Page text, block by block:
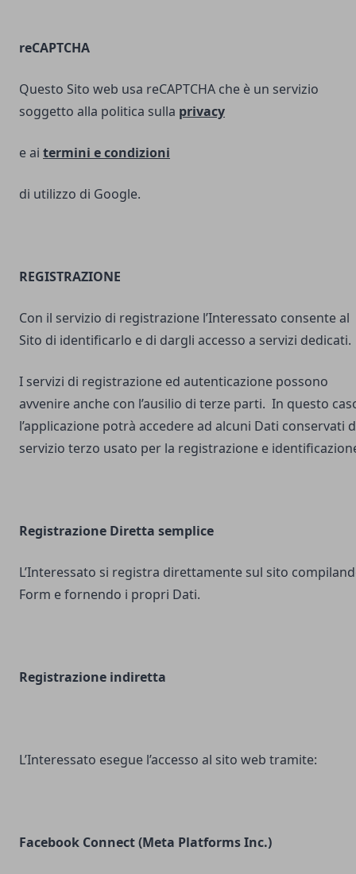
reCAPTCHA
Questo Sito web usa reCAPTCHA che è un servizio
soggetto alla politica sulla privacy
e ai termini econdizioni
di utilizzo di Google.
REGISTRAZIONE
Con il servizio di registrazione l’Interessato consente al
Sito di identificarlo e di dargli accesso a servizi dedicati.
I servizi di registrazione ed autenticazione possono
avvenire anche con l’ausilio di terze parti. In questo
l’applicazione potrà accedere ad alcuni Dati conservati
servizio terzo usato per la registrazione e
Registrazione Diretta semplice
L’Interessato si registra direttamente sul sito
Form e fornendo i propri Dati.
Registrazione indiretta
L’Interessato esegue l’accesso al sito web tramite:
Facebook Connect (Meta Platforms Inc.)